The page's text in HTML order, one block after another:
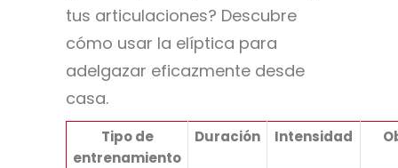
tus articulaciones? Descubre
cómo usar la elíptica para
adelgazar eficazmente desde
casa.
Tipo de
entrenamiento
Duración Intensidad